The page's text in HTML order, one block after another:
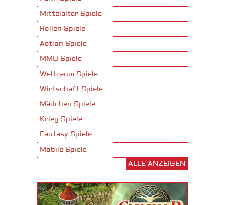
Mittelalter Spiele
Rollen Spiele
Action Spiele
MMO Spiele
Weltraum Spiele
Wirtschaft Spiele
Mädchen Spiele
Krieg Spiele
Fantasy Spiele
Mobile Spiele
Download Spiele
ALLE ANZEIGEN